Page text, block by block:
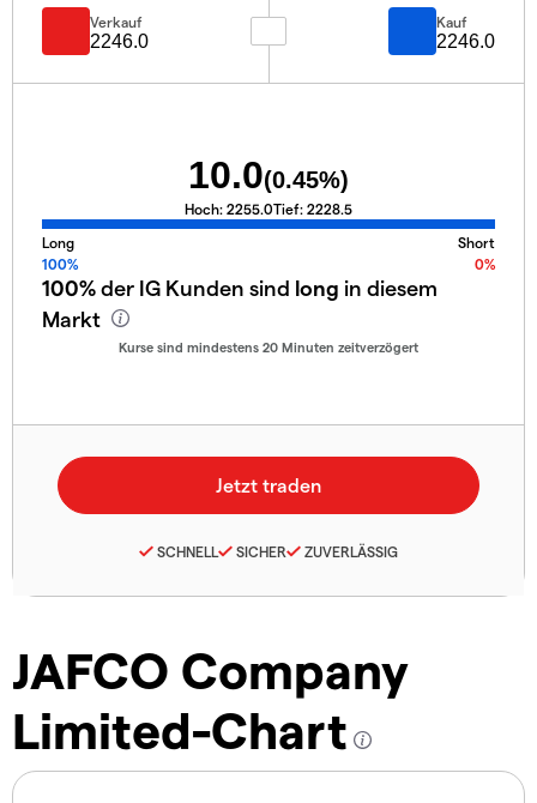
JAFCO Company
Limited-Chart
Verkauf
2246.0
Kauf
2246.0
10.0(0.45%)
Hoch: 2255.0Tief: 2228.5
Long
Short
100%
0%
100%der IG Kunden sind long in diesem
Markt
Kurse sind mindestens 20 Minuten zeitverzögert
SCHNELL SICHER ZUVERLÄSSIG